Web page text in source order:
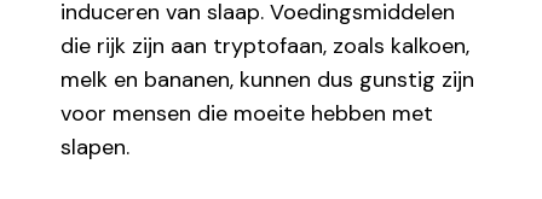
induceren van slaap. Voedingsmiddelen
die rijk zijn aan tryptofaan, zoals kalkoen,
melk en bananen, kunnen dus gunstig zijn
voor mensen die moeite hebben met
slapen.